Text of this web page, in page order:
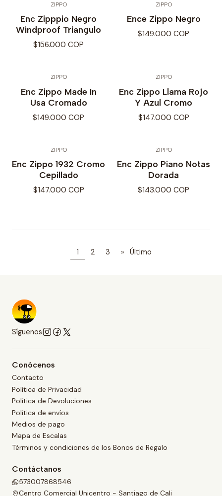
ZIPPO
Enc Zipppio Negro
Windproof Triangulo
$156.000 COP
ZIPPO
Ence Zippo Negro
$149.000 COP
ZIPPO
Enc Zippo Made In
Usa Cromado
$149.000 COP
ZIPPO
Enc Zippo Llama Rojo
Y Azul Cromo
$147.000 COP
ZIPPO
Enc Zippo 1932 Cromo
Cepillado
$147.000 COP
ZIPPO
Enc Zippo Piano Notas
Dorada
$143.000 COP
1 2 3 » Último
Síguenos
Conócenos
Contacto
Política de Privacidad
Política de Devoluciones
Política de envíos
Medios de pago
Mapa de Escalas
Términos y condiciones de los Bonos de Regalo
Contáctanos
573007868546
Centro Comercial Unicentro - Santiago de Cali